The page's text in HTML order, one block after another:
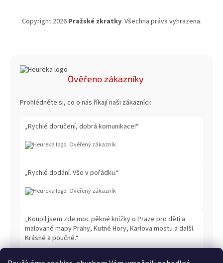
Copyright 2026 Pražské zkratky. Všechna práva vyhrazena.
Ověřeno zákazníky
Prohlédněte si, co o nás říkají naši zákazníci:
„Rychlé doručení, dobrá komunikace!“
Ověřený zákazník
„Rychlé dodání. Vše v pořádku.“
Ověřený zákazník
„Koupil jsem zde moc pěkné knížky o Praze pro děti a
malované mapy Prahy, Kutné Hory, Karlova mostu a další.
Krásné a poučné.“